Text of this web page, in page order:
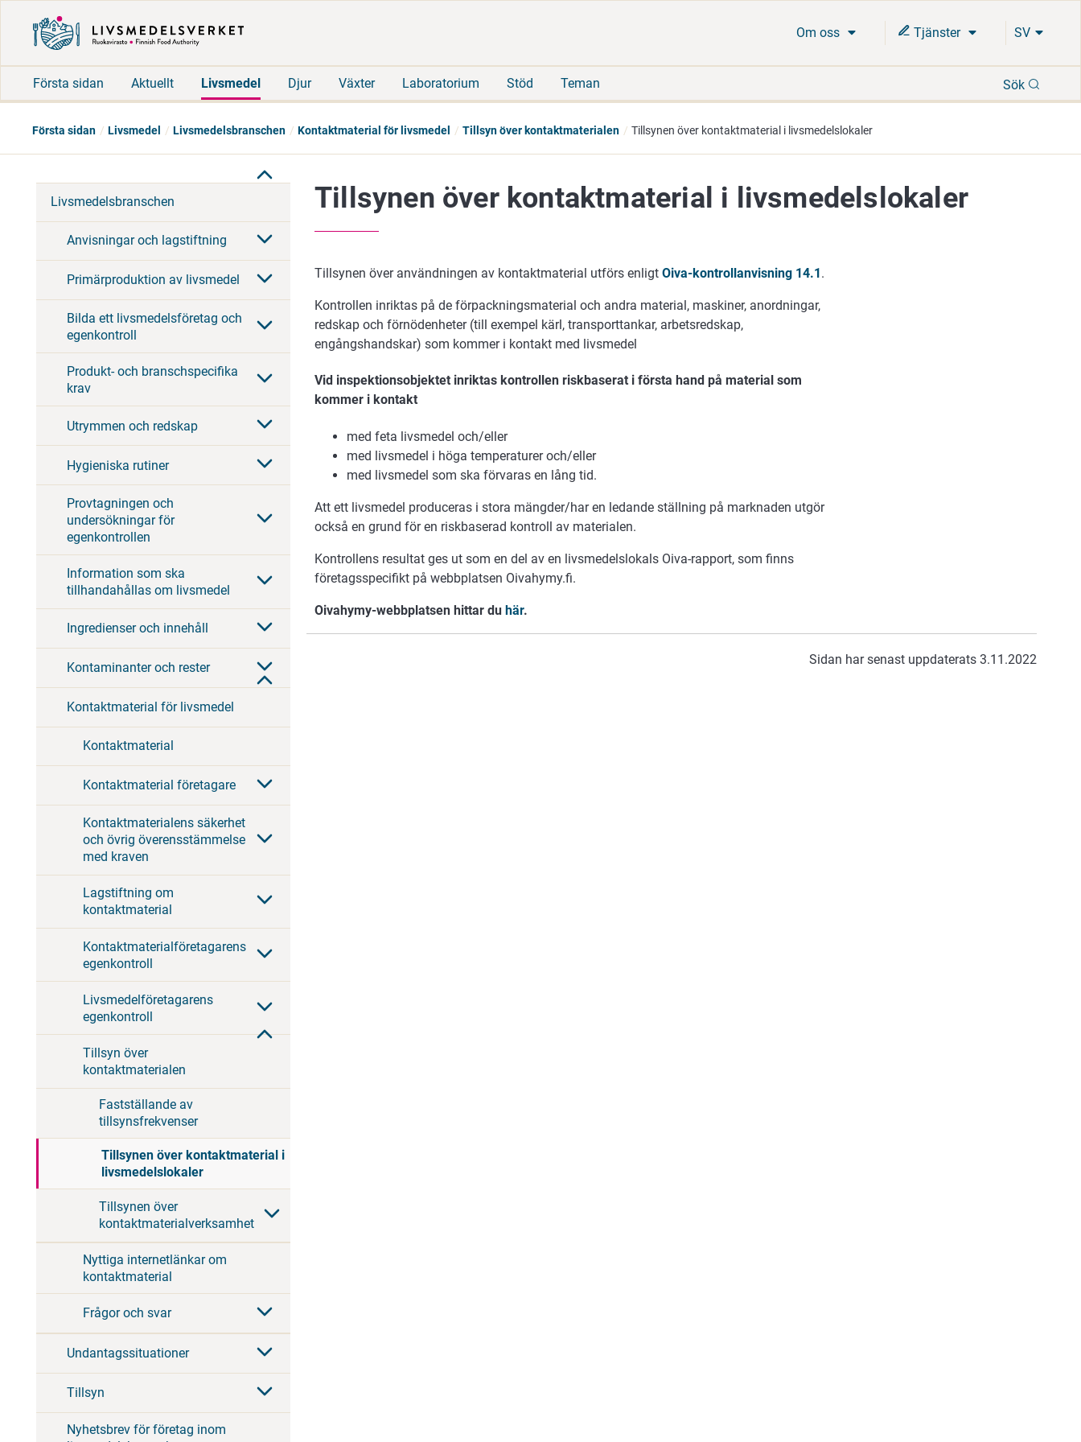
Om oss Tjänster SV
Första sidan Aktuellt Livsmedel Djur Växter Laboratorium Stöd Teman Sök
Första sidan Livsmedel Livsmedelsbranschen Kontaktmaterial för livsmedel Tillsyn över kontaktmaterialen Tillsynen över kontaktmaterial i livsmedelslokaler
Livsmedelsbranschen
Anvisningar och lagstiftning
Primärproduktion av livsmedel
Bilda ett livsmedelsföretag och
egenkontroll
Produkt- och branschspecifika
krav
Utrymmen och redskap
Hygieniska rutiner
Provtagningen och
undersökningar för
egenkontrollen
Information som ska
tillhandahållas om livsmedel
Ingredienser och innehåll
Kontaminanter och rester
Kontaktmaterial för livsmedel
Kontaktmaterial
Kontaktmaterial företagare
Kontaktmaterialens säkerhet
och övrig överensstämmelse
med kraven
Lagstiftning om
kontaktmaterial
Kontaktmaterialföretagarens
egenkontroll
Livsmedelföretagarens
egenkontroll
Tillsyn över
kontaktmaterialen
Fastställande av
tillsynsfrekvenser
Tillsynen över kontaktmaterial i
livsmedelslokaler
Tillsynen över
kontaktmaterialverksamhet
Nyttiga internetlänkar om
kontaktmaterial
Frågor och svar
Undantagssituationer
Tillsyn
Nyhetsbrev för företag inom
Tillsynen över kontaktmaterial i livsmedelslokaler
Tillsynen över användningen av kontaktmaterial utförs enligt Oiva-kontrollanvisning 14.1.
Kontrollen inriktas på de förpackningsmaterial och andra material, maskiner, anordningar,
redskap och förnödenheter (till exempel kärl, transporttankar, arbetsredskap,
engångshandskar) som kommer i kontakt med livsmedel
Vid inspektionsobjektet inriktas kontrollen riskbaserat i första hand på material som
kommer i kontakt
med feta livsmedel och/eller
med livsmedel i höga temperaturer och/eller
med livsmedel som ska förvaras en lång tid.
Att ett livsmedel produceras i stora mängder/har en ledande ställning på marknaden utgör
också en grund för en riskbaserad kontroll av materialen.
Kontrollens resultat ges ut som en del av en livsmedelslokals Oiva-rapport, som finns
företagsspecifikt på webbplatsen Oivahymy.fi.
Oivahymy-webbplatsen hittar du här.
Sidan har senast uppdaterats 3.11.2022